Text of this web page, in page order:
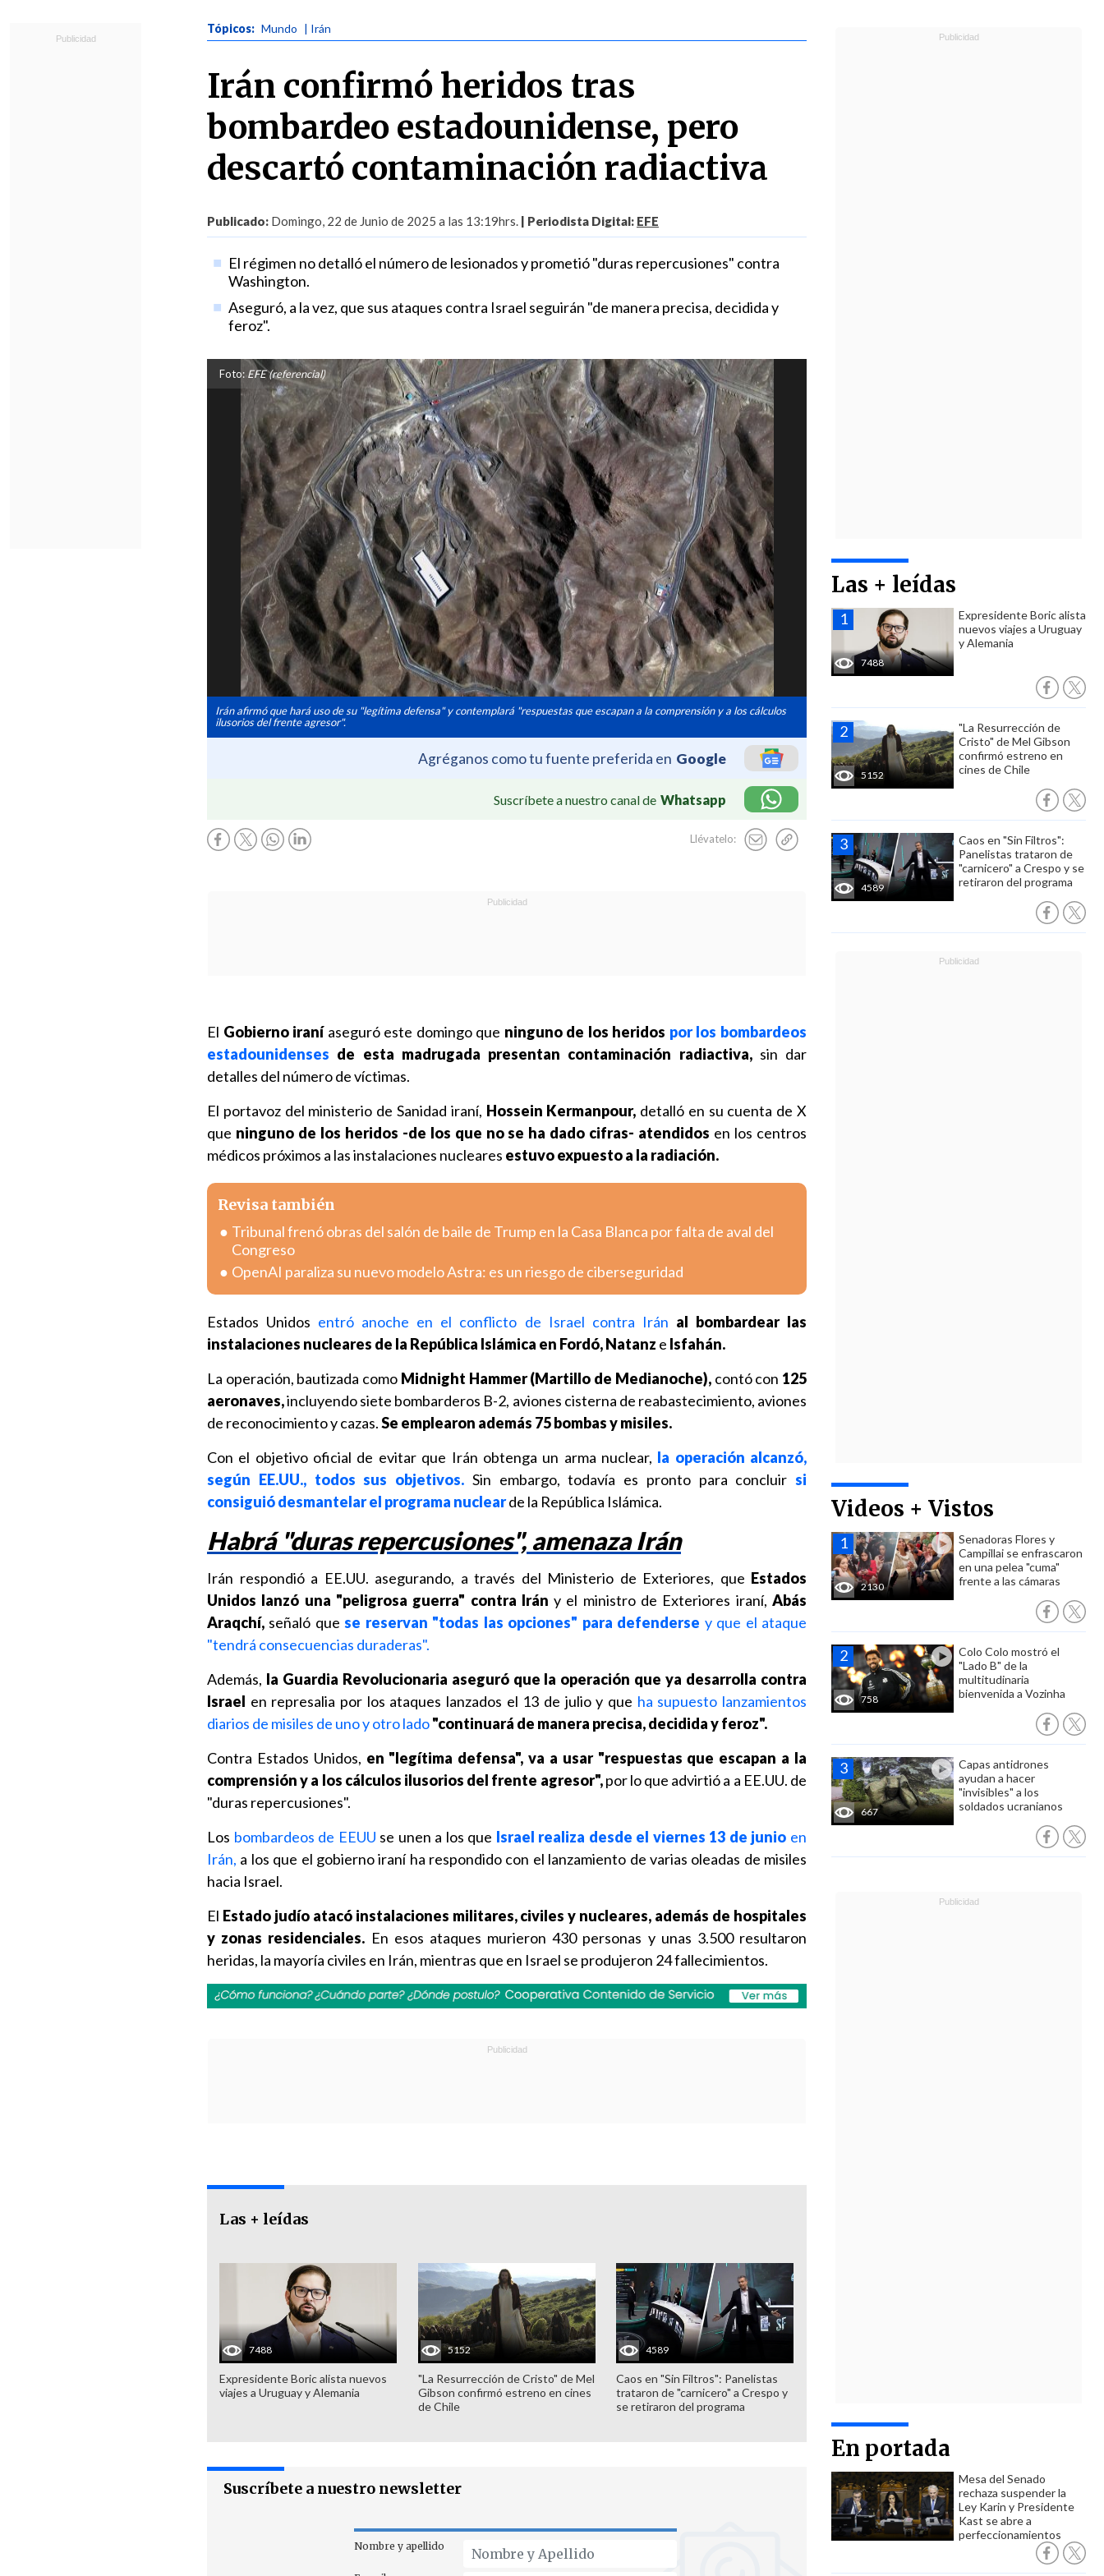
Tópicos: Mundo | Irán
Irán confirmó heridos tras
bombardeo estadounidense, pero
descartó contaminación radiactiva
Publicado: Domingo, 22 de Junio de 2025 a las 13:19hrs. | Periodista Digital: EFE
El régimen no detalló el número de lesionados y prometió "duras repercusiones" contra
Washington.
Aseguró, a la vez, que sus ataques contra Israel seguirán "de manera precisa, decidida y
feroz".
Foto:EFE (referencial)
Irán afirmó que hará uso de su "legítima defensa" y contemplará "respuestas que escapan a la comprensión y a los cálculos
ilusorios del frente agresor".
Agréganos como tu fuente preferida en Google
Suscríbete a nuestro canal de Whatsapp
Llévatelo:
Las + leídas
7488
Expresidente Boric alista
nuevos viajes a Uruguay
y Alemania
5152
"La Resurrección de
Cristo" de Mel Gibson
confirmó estreno en
cines de Chile
4589
Caos en "Sin Filtros":
Panelistas trataron de
"carnicero" a Crespo y se
retiraron del programa
Videos + Vistos
2130
Senadoras Flores y
Campillai se enfrascaron
en una pelea "cuma"
frente a las cámaras
758
Colo Colo mostró el
"Lado B" de la
multitudinaria
bienvenida a Vozinha
667
Capas antidrones
ayudan a hacer
"invisibles" a los
soldados ucranianos
En portada
Mesa del Senado
rechaza suspender la
Ley Karin y Presidente
Kast se abre a
perfeccionamientos
El Gobierno iraníaseguró este domingo que ninguno de los heridos por los bombardeos
estadounidenses de esta madrugada presentan contaminación radiactiva,sin dar
detalles del número de víctimas.
El portavoz del ministerio de Sanidad iraní, Hossein Kermanpour, detalló en su cuenta de X
que ninguno de los heridos -de los que no se ha dado cifras- atendidos en los centros
médicos próximos a las instalaciones nucleares estuvo expuesto a la radiación.
Revisa también
Tribunal frenó obras del salón de baile de Trump en la Casa Blanca por falta de aval del
Congreso
OpenAI paraliza su nuevo modelo Astra: es un riesgo de ciberseguridad
Estados Unidos entró anoche en el conflicto de Israel contra Irán al bombardear las
instalaciones nucleares de la República Islámica en Fordó, Natanz e Isfahán.
La operación, bautizada como Midnight Hammer (Martillo de Medianoche),contó con 125
aeronaves,incluyendo siete bombarderos B-2, aviones cisterna de reabastecimiento, aviones
de reconocimiento y cazas.Se emplearon además 75 bombas y misiles.
Con el objetivo oficial de evitar que Irán obtenga un arma nuclear, la operación alcanzó,
según EE.UU., todos sus objetivos. Sin embargo, todavía es pronto para concluir si
consiguió desmantelar el programa nuclearde la República Islámica.
Habrá "duras repercusiones", amenaza Irán
Irán respondió a EE.UU. asegurando, a través del Ministerio de Exteriores, que Estados
Unidos lanzó una "peligrosa guerra" contra Irán y el ministro de Exteriores iraní,Abás
Araqchí, señaló quese reservan "todas las opciones" para defenderse y que el ataque
"tendrá consecuencias duraderas".
Además, la Guardia Revolucionaria aseguró que la operación que ya desarrolla contra
Israel en represalia por los ataques lanzados el 13 de julio y que ha supuesto lanzamientos
diarios de misiles de uno y otro lado"continuará de manera precisa, decidida y feroz".
Contra Estados Unidos, en "legítima defensa", va a usar "respuestas que escapan a la
comprensión y a los cálculos ilusorios del frente agresor",por lo que advirtió a a EE.UU. de
"duras repercusiones".
Los bombardeos de EEUU se unen a los que Israel realiza desde el viernes 13 de junio en
Irán, a los que el gobierno iraní ha respondido con el lanzamiento de varias oleadas de misiles
hacia Israel.
El Estado judío atacó instalaciones militares, civiles y nucleares, además de hospitales
y zonas residenciales. En esos ataques murieron 430 personas y unas 3.500 resultaron
heridas, la mayoría civiles en Irán, mientras que en Israel se produjeron 24 fallecimientos.
Las + leídas
7488
Expresidente Boric alista nuevos
viajes a Uruguay y Alemania
5152
"La Resurrección de Cristo" de Mel
Gibson confirmó estreno en cines
de Chile
4589
Caos en "Sin Filtros": Panelistas
trataron de "carnicero" a Crespo y
se retiraron del programa
Suscríbete a nuestro newsletter
Nombre y apellido